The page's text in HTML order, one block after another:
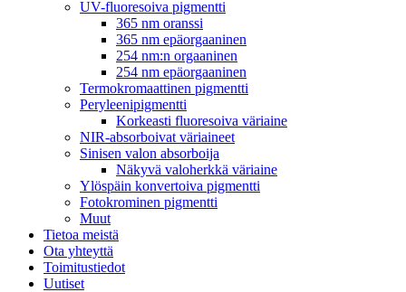
UV-fluoresoiva pigmentti
365 nm oranssi
365 nm epäorgaaninen
254 nm:n orgaaninen
254 nm epäorgaaninen
Termokromaattinen pigmentti
Peryleenipigmentti
Korkeasti fluoresoiva väriaine
NIR-absorboivat väriaineet
Sinisen valon absorboija
Näkyvä valoherkkä väriaine
Ylöspäin konvertoiva pigmentti
Fotokrominen pigmentti
Muut
Tietoa meistä
Ota yhteyttä
Toimitustiedot
Uutiset